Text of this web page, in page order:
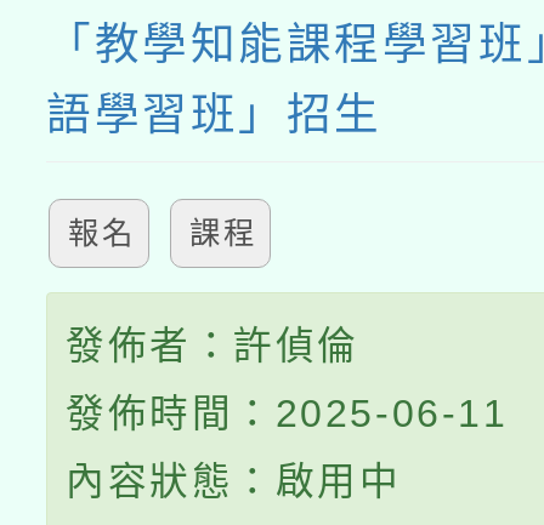
「教學知能課程學習
語學習班」招生
報名 課程
發佈者：許偵倫
發佈時間：2025-06-11
內容狀態：啟用中